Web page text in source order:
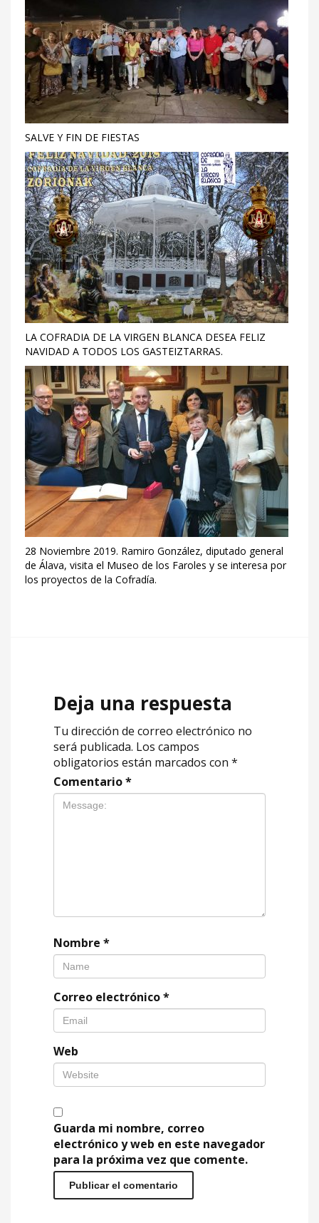
SALVE Y FIN DE FIESTAS
LA COFRADIA DE LA VIRGEN BLANCA DESEA FELIZ
NAVIDAD A TODOS LOS GASTEIZTARRAS.
28 Noviembre 2019. Ramiro González, diputado general
de Álava, visita el Museo de los Faroles y se interesa por
los proyectos de la Cofradía.
Deja una respuesta
Tu dirección de correo electrónico no
será publicada. Los campos
obligatorios están marcados con *
Comentario*
Nombre *
Correo electrónico*
Web
Guarda mi nombre, correo
electrónico y web en este navegador
para la próxima vez que comente.